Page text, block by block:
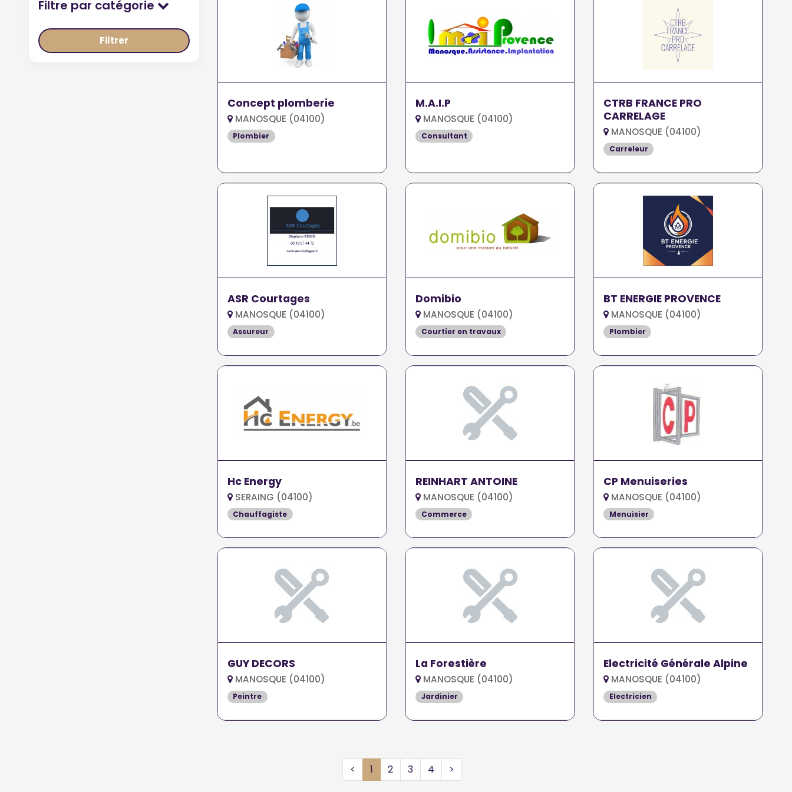
Filtre par catégorie
Filtrer
Concept plomberie
MANOSQUE (04100)
Plombier
M.A.I.P
MANOSQUE (04100)
Consultant
CTRB FRANCE PRO
CARRELAGE
MANOSQUE (04100)
Carreleur
ASR Courtages
MANOSQUE (04100)
Assureur
Domibio
MANOSQUE (04100)
Courtier en travaux
BT ENERGIE PROVENCE
MANOSQUE (04100)
Plombier
Hc Energy
SERAING (04100)
Chauffagiste
REINHART ANTOINE
MANOSQUE (04100)
Commerce
CP Menuiseries
MANOSQUE (04100)
Menuisier
GUY DECORS
MANOSQUE (04100)
Peintre
La Forestière
MANOSQUE (04100)
Jardinier
Electricité Générale Alpine
MANOSQUE (04100)
Electricien
< 1 2 3 4 >